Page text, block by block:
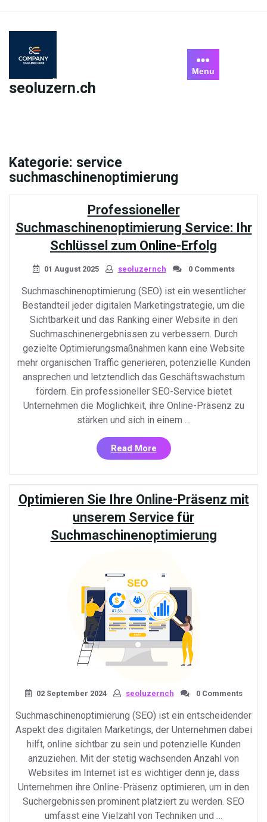
content
seoluzern.ch
Menu
Kategorie: service
suchmaschinenoptimierung
Professioneller
Suchmaschinenoptimierung Service: Ihr
Schlüssel zum Online-Erfolg
01 August 2025 seoluzernch 0 Comments
Suchmaschinenoptimierung (SEO) ist ein wesentlicher
Bestandteil jeder digitalen Marketingstrategie, um die
Sichtbarkeit und das Ranking einer Website in den
Suchmaschinenergebnissen zu verbessern. Durch
gezielte Optimierungsmaßnahmen kann eine Website
mehr organischen Traffic generieren, potenzielle Kunden
ansprechen und letztendlich das Geschäftswachstum
fördern. Ein professioneller SEO-Service bietet
Unternehmen die Möglichkeit, ihre Online-Präsenz zu
stärken und sich in einem …
Read More«Professioneller
Service:
Ihr
Schlüssel
zum
Online-
Erfolg»
Optimieren Sie Ihre Online-Präsenz mit
unserem Service für
Suchmaschinenoptimierung
02 September 2024 seoluzernch 0 Comments
Suchmaschinenoptimierung (SEO) ist ein entscheidender
Aspekt des digitalen Marketings, der Unternehmen dabei
hilft, online sichtbar zu sein und potenzielle Kunden
anzuziehen. Mit der stetig wachsenden Anzahl von
Websites im Internet ist es wichtiger denn je, dass
Unternehmen ihre Online-Präsenz optimieren, um in den
Suchergebnissen prominent platziert zu werden. SEO
umfasst eine Vielzahl von Techniken und …